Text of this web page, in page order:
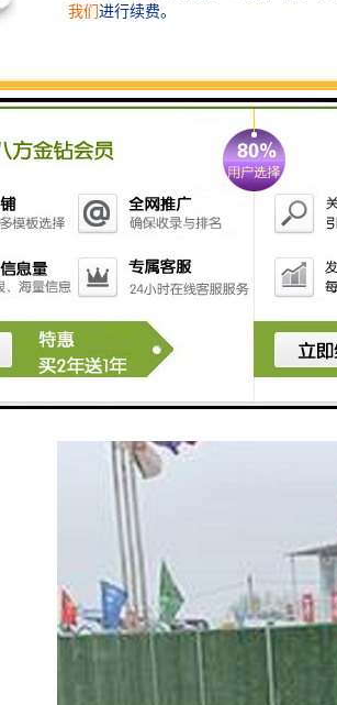
端设有跨耳用Φ10螺栓与立柱连接固定，
法兰（8mm×15cm×15cm钢板）每个法兰
护栏上边与立柱平齐，下边距地面20cm
米.所使用原材料均采用国家标准材料，
工，尺寸正确，焊接点牢固，达到安全防
泥浆围挡网片设计为蓝色、立柱为白色，
达到蓝白相间的效果。
使用范围：可应用于临边等各种工程施
产品用途：一般用于施工隔离、场地临